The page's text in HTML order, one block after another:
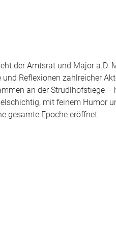
der Amtsrat und Major a.D.
Reflexionen zahlreicher
an der Strudlhofstiege –
mit feinem Humor
gesamte Epoche eröffnet.